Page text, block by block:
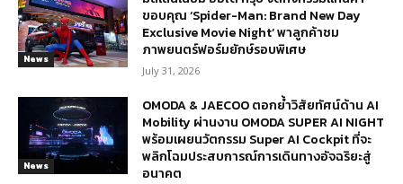
News
ขอบคุณ ‘Spider-Man: Brand New Day
Exclusive Movie Night’ พาลูกค้าชม
ภาพยนตร์ฟอร์มยักษ์รอบพิเศษ
July 31, 2026
News
OMODA & JAECOO ตอกย้ำวิสัยทัศน์ด้าน AI
Mobility ผ่านงาน OMODA SUPER AI NIGHT
พร้อมเผยนวัตกรรม Super AI Cockpit ที่จะ
พลิกโฉมประสบการณ์การเดินทางอัจฉริยะสู่
อนาคต